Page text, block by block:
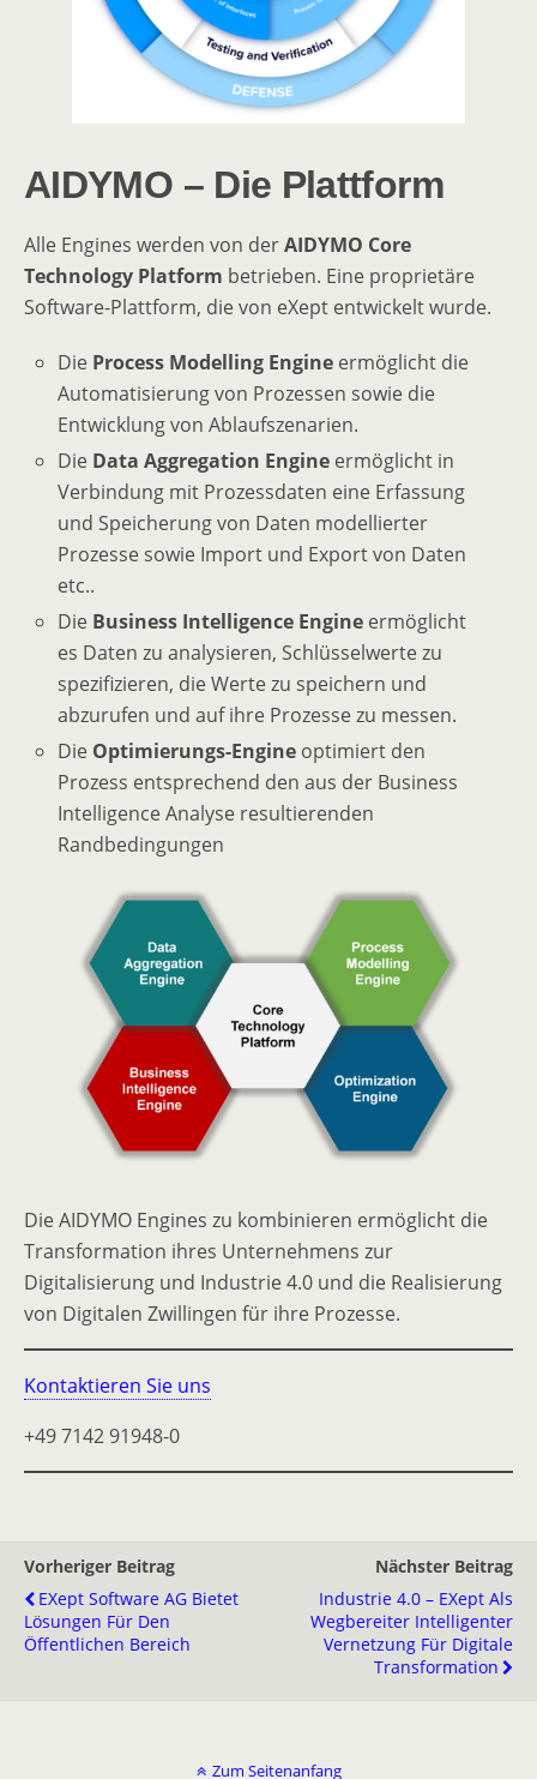
AIDYMO – Die Plattform
Alle Engines werden von derAIDYMO Core
Technology Platform betrieben. Eine proprietäre
Software-Plattform, die von eXept entwickelt wurde.
Die Process Modelling Engine ermöglicht die
Automatisierung von Prozessen sowie die
Entwicklung von Ablaufszenarien.
Die Data Aggregation Engine ermöglicht in
Verbindung mit Prozessdaten eine Erfassung
und Speicherung von Daten modellierter
Prozesse sowie Import und Export von Daten
etc..
Die Business Intelligence Engine ermöglicht
es Daten zu analysieren, Schlüsselwerte zu
spezifizieren, die Werte zu speichern und
abzurufen und auf ihre Prozesse zu messen.
Die Optimierungs-Engine optimiert den
Prozess entsprechend den aus der Business
Intelligence Analyse resultierenden
Randbedingungen
Die AIDYMO Engines zu kombinieren ermöglicht die
Transformation ihres Unternehmens zur
Digitalisierung und Industrie 4.0 und die Realisierung
von Digitalen Zwillingen für ihre Prozesse.
Kontaktieren Sie uns
+49 7142 91948-0
Vorheriger Beitrag
EXept Software AG Bietet
Lösungen Für Den
Öffentlichen Bereich
Nächster Beitrag
Industrie 4.0 – EXept Als
Wegbereiter Intelligenter
Vernetzung Für Digitale
Transformation
Zum Seitenanfang